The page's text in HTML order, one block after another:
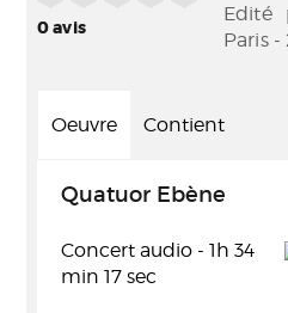
0avis
Edité
Paris -
Oeuvre Contient
Quatuor Ebène
Concert audio - 1h 34
min 17 sec